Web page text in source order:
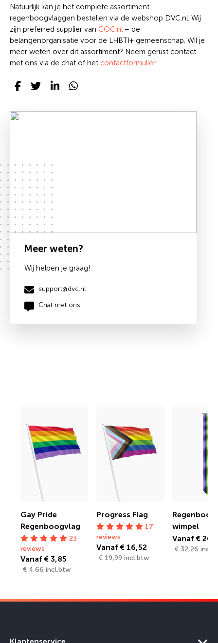
Meer weten?
Wij helpen je graag!
support@dvc.nl
Chat met ons
Natuurlijk kan je het complete assortiment
regenboogvlaggen bestellen via de webshop DVC.nl. Wij
zijn preferred supplier van COC.nl – de
belangenorganisatie voor de LHBTI+ gemeenschap. Wil je
meer weten over dit assortiment? Neem gerust contact
met ons via de chat of het contactformulier.
Gay Pride
Regenboogvlag
23
reviews
Vanaf € 3,85
€ 4,66 incl.btw
Progress Flag
17
reviews
Vanaf € 16,52
€ 19,99 incl.btw
Regenboog
wimpel
Vanaf €
€ 32,26